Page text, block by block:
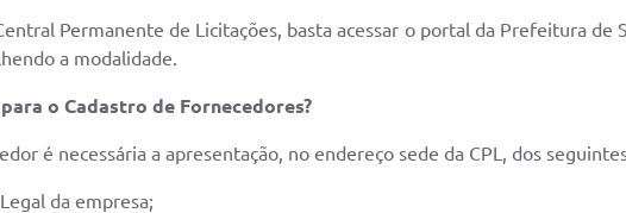
Permanente de Licitações, basta acessar o portal da Prefeitura de
a modalidade.
o Cadastro de Fornecedores?
é necessária a apresentação, no endereço sede da CPL, dos
da empresa;